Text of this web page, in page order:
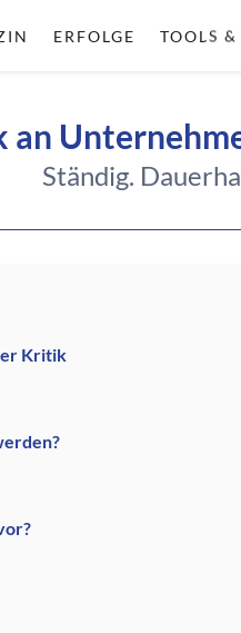
ERFOLGE TOOLS
an
Ständig.
Kritik